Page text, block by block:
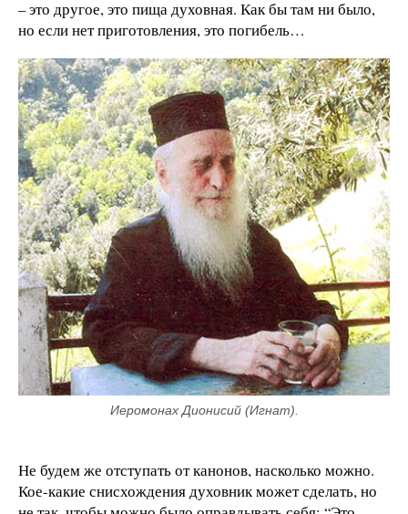
– это другое, это пища духовная. Как бы там ни было,
но если нет приготовления, это погибель…
Иеромонах Дионисий (Игнат).
Не будем же отступать от канонов, насколько можно.
Кое-какие снисхождения духовник может сделать, но